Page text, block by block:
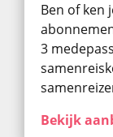
Ben of ken
3
Bekijk